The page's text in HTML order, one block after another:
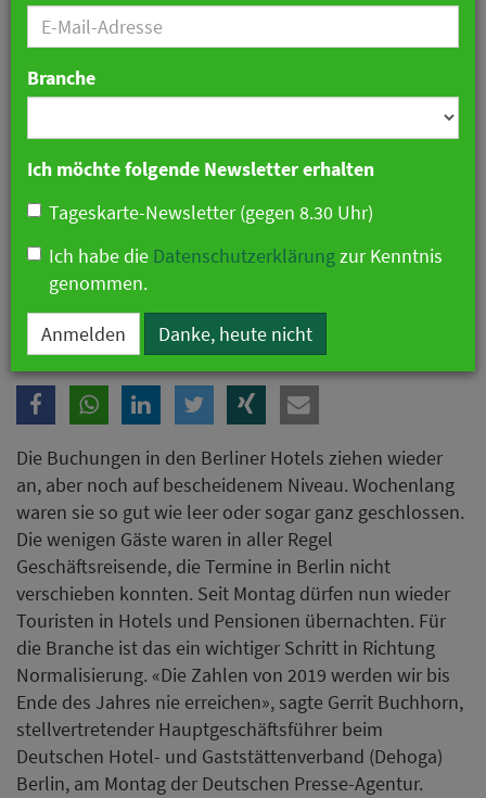
25. Mai 2020 16:31 Uhr| Hotellerie
Buchungen in Berliner Hotels ziehen wieder leicht an
Die Buchungen in den Berliner Hotels ziehen wieder
an, aber noch auf bescheidenem Niveau. Wochenlang
waren sie so gut wie leer oder sogar ganz geschlossen.
Die wenigen Gäste waren in aller Regel
Geschäftsreisende, die Termine in Berlin nicht
verschieben konnten. Seit Montag dürfen nun wieder
Touristen in Hotels und Pensionen übernachten. Für
die Branche ist das ein wichtiger Schritt in Richtung
Normalisierung. «Die Zahlen von 2019 werden wir bis
Ende des Jahres nie erreichen», sagte Gerrit Buchhorn,
stellvertretender Hauptgeschäftsführer beim
Deutschen Hotel- und Gaststättenverband (Dehoga)
Berlin, am Montag der Deutschen Presse-Agentur.
Branche
Ich möchte folgende Newsletter erhalten
Tageskarte-Newsletter (gegen 8.30 Uhr)
Ich habe die Datenschutzerklärungzur Kenntnis
genommen.
Anmelden Danke, heute nicht